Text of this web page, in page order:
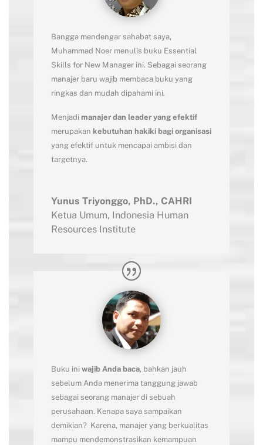
Bangga mendengar sahabat saya,
Muhammad Noer menulis buku Essential
Skills for New Manager ini. Sebagai seorang
manajer baru wajib membaca buku yang
ringkas dan mudah dipahami ini.
Menjadi manajer dan leader yang efektif
merupakan kebutuhan hakiki bagi organisasi
yang efektif untuk mencapai ambisi dan
targetnya.
Yunus Triyonggo, PhD., CAHRI
Ketua Umum, Indonesia Human
Resources Institute
Buku ini wajib Anda baca, bahkan jauh
sebelum Anda menerima tanggung jawab
sebagai seorang manajer di sebuah
perusahaan. Kenapa saya sampaikan
demikian? Karena, manajer yang berkualitas
mampu mendemonstrasikan kemampuan